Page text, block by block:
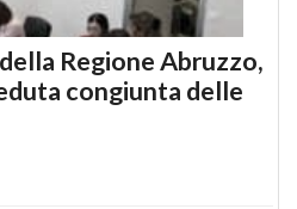
Regione Abruzzo,
congiunta delle